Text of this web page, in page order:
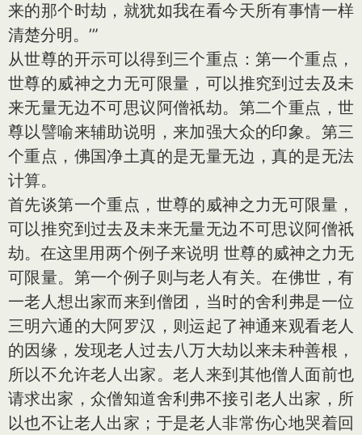
来的那个时劫，就犹如我在看今天所有事情一样
清楚分明。’”
从世尊的开示可以得到三个重点：第一个重点，
世尊的威神之力无可限量，可以推究到过去及未
来无量无边不可思议阿僧祇劫。第二个重点，世
尊以譬喻来辅助说明，来加强大众的印象。第三
个重点，佛国净土真的是无量无边，真的是无法
计算。
首先谈第一个重点，世尊的威神之力无可限量，
可以推究到过去及未来无量无边不可思议阿僧祇
劫。在这里用两个例子来说明 世尊的威神之力无
可限量。第一个例子则与老人有关。在佛世，有
一老人想出家而来到僧团，当时的舍利弗是一位
三明六通的大阿罗汉，则运起了神通来观看老人
的因缘，发现老人过去八万大劫以来未种善根，
所以不允许老人出家。老人来到其他僧人面前也
请求出家，众僧知道舍利弗不接引老人出家，所
以也不让老人出家；于是老人非常伤心地哭着回